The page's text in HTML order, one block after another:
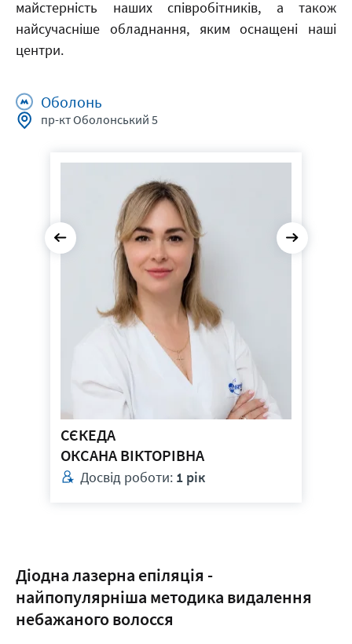
майстерність наших співробітників, а також
найсучасніше обладнання, яким оснащені наші
центри.
Оболонь
пр-кт Оболонський 5
СЄКЕДА
ОКСАНА ВІКТОРІВНА
Досвід роботи: 1 рік
Діодна лазерна епіляція -
найпопулярніша методика видалення
небажаного волосся